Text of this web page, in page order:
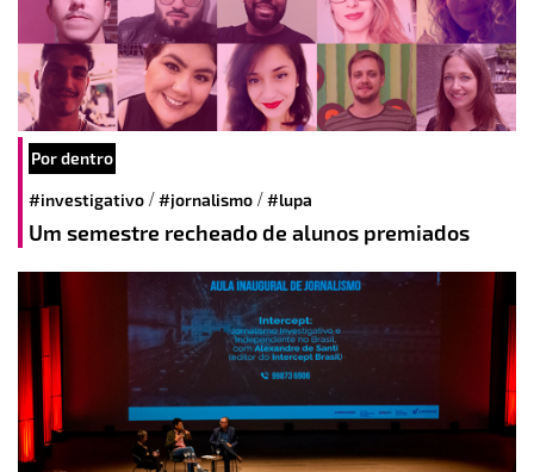
Por dentro
#investigativo /#jornalismo /#lupa
Um semestre recheado de alunos premiados